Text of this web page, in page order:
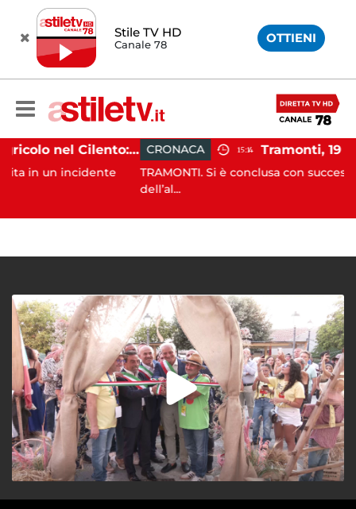
Stile TV HD
Canale 78 OTTIENI
Incidente agricolo nel Cilento: trattore si ribalta, muore 71enne
incidente
CRONACA 15:14
TRAMONTI. Si è conclusa con successo, alle